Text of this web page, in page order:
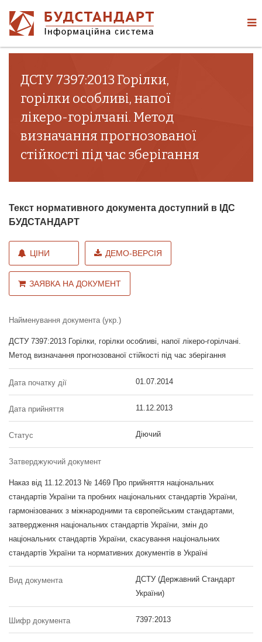
ДСТУ 7397:2013 Горілки,
горілки особливі, напої
лікеро-горілчані. Метод
визначання прогнозованої
стійкості під час зберігання
Текст нормативного документа доступний в ІДС
БУДСТАНДАРТ
ЦІНИ ДЕМО-ВЕРСІЯ
ЗАЯВКА НА ДОКУМЕНТ
Найменування документа (укр.)
ДСТУ 7397:2013 Горілки, горілки особливі, напої лікеро-горілчані.
Метод визначання прогнозованої стійкості під час зберігання
Дата початку дії 01.07.2014
Дата прийняття 11.12.2013
Статус Діючий
Затверджуючий документ
Наказ від 11.12.2013 № 1469 Про прийняття національних
стандартів України та пробних національних стандартів України,
гармонізованих з міжнародними та європейським стандартами,
затвердження національних стандартів України, змін до
національних стандартів України, скасування національних
стандартів України та нормативних документів в Україні
Вид документа
ДСТУ (Державний Стандарт
України)
Шифр документа 7397:2013